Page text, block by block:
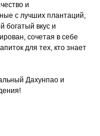
и
с лучших плантаций,
богатый вкус и
сочетая в себе
для тех, кто знает
Дахунпао и